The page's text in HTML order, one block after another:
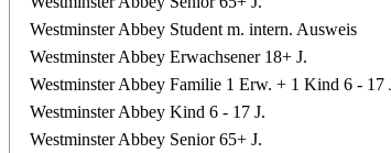
Westminster Abbey Student m. intern. Ausweis
Westminster Abbey Erwachsener 18+ J.
Westminster Abbey Familie 1 Erw. + 1 Kind 6 - 17
Westminster Abbey Kind 6 - 17 J.
Westminster Abbey Senior 65+ J.